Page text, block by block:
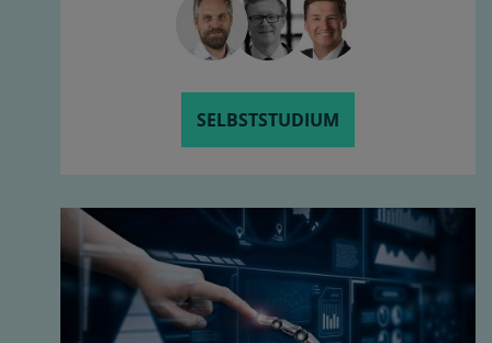
SELBSTSTUDIUM